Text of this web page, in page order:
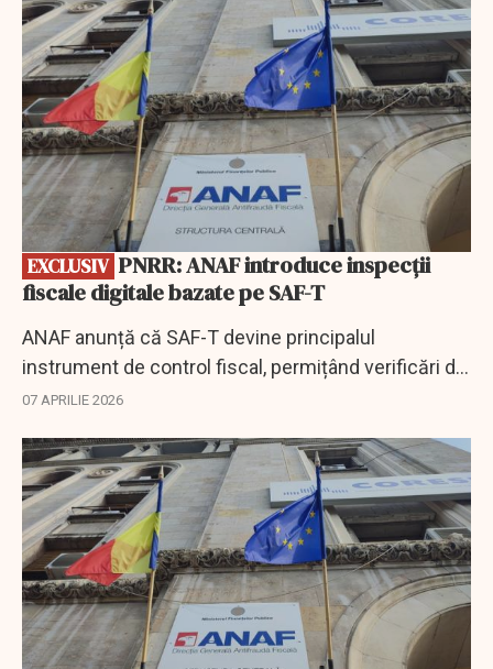
EXCLUSIV
fiscale digitale bazate pe SAF-T
ANAF anunță că SAF-T devine principalul
instrument de control fiscal, permițând verificări de
la distanță și reducând controalele clasice la firme.
07 APRILIE 2026